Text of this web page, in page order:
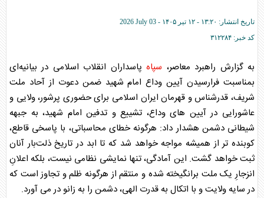
تاریخ انتشار: ۱۳:۲۰ - ۱۲ تير ۱۴۰۵ -
2026 July 03
کد خبر: ۳۱۲۲۸۴
به گزارش راهبرد معاصر، سپاهپاسداران انقلاب اسلامی در بیانیه‌ای
بمناسبت فرارسیدن آیین وداع امام شهید ضمن دعوت از آحاد ملت
شریف، قدرشناس و قهرمان ایران اسلامی برای حضوری پرشور، ولایی و
عاشورایی در آیین های وداع، تشییع و تدفین امام شهید، به جبهه
شیطانی دشمن هشدار داد: هرگونه خطای محاسباتی، با پاسخی قاطع،
کوبنده تر از همیشه مواجه خواهد شد که تا ابد در تاریخ ذلت‌بار آنان
ثبت خواهد گشت. این آمادگی، تنها نمایشی نظامی نیست، بلکه اعلانِ
انزجارِ یک ملت برانگیخته شده و منتقم از هرگونه ظلم و تجاوز است که
در سایه ولایت و با اتکال به قدرت الهی، دشمن را به زانو در می آورد.